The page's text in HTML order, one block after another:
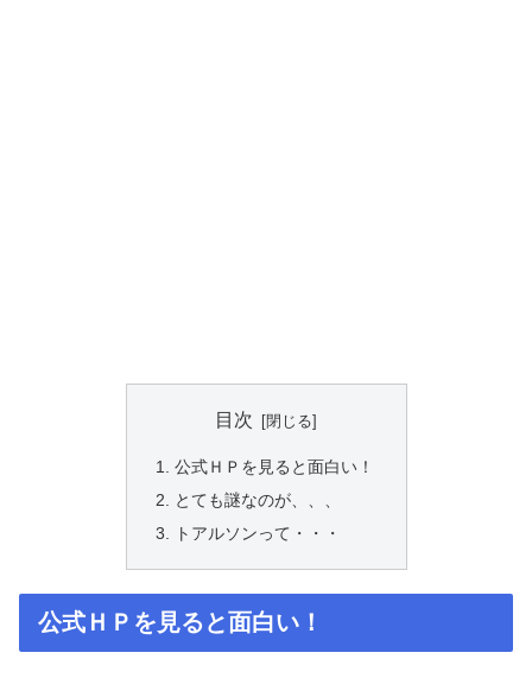
目次
公式ＨＰを見ると面白い！
とても謎なのが、、、
トアルソンって・・・
公式ＨＰを見ると面白い！